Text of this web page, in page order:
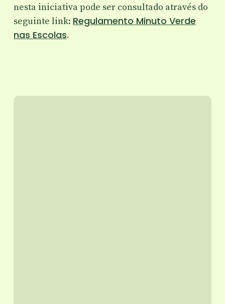
nesta iniciativa pode ser consultado através do
seguinte link: Regulamento Minuto Verde
nas Escolas.